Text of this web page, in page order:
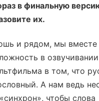
в финальную
их.
и рядом, мы вместе
в озвучивании
в том, что
А нам ведь
чтобы слова